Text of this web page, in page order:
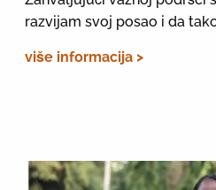
razvijam svoj posao i da
više informacija >